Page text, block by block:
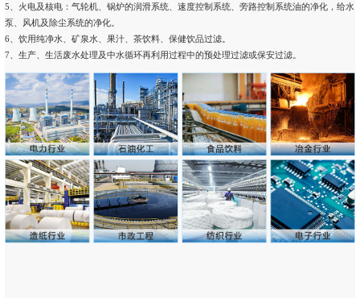
5、火电及核电：气轮机、锅炉的润滑系统、速度控制系统、旁路控制系统油的净化，给水
泵、风机及除尘系统的净化。
6、饮用纯净水、矿泉水、果汁、茶饮料、保健饮品过滤。
7、生产、生活废水处理及中水循环再利用过程中的预处理过滤或保安过滤。